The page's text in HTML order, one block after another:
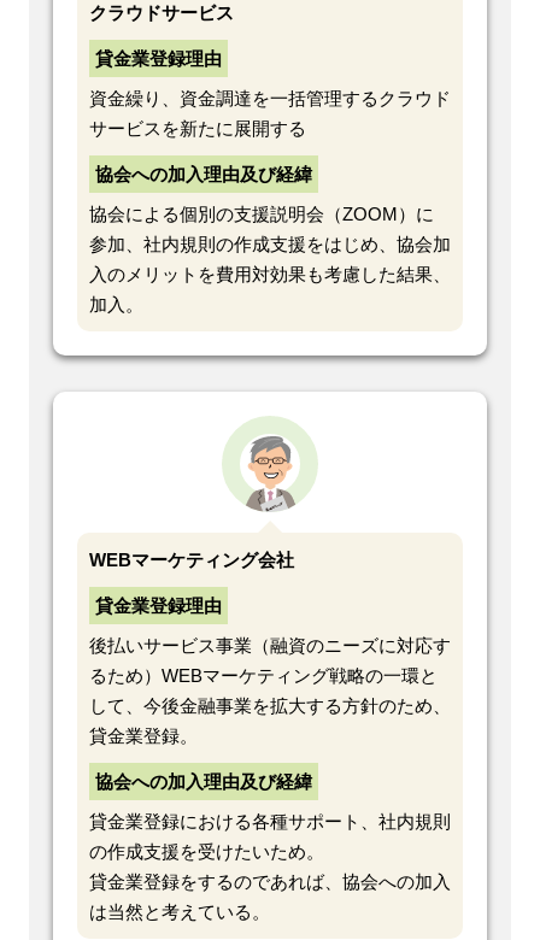
クラウドサービス
貸金業登録理由
資金繰り、資金調達を一括管理するクラウド
サービスを新たに展開する
協会への加入理由及び経緯
協会による個別の支援説明会（ZOOM）に
参加、社内規則の作成支援をはじめ、協会加
入のメリットを費用対効果も考慮した結果、
加入。
WEBマーケティング会社
貸金業登録理由
後払いサービス事業（融資のニーズに対応す
るため）WEBマーケティング戦略の一環と
して、今後金融事業を拡大する方針のため、
貸金業登録。
協会への加入理由及び経緯
貸金業登録における各種サポート、社内規則
の作成支援を受けたいため。
貸金業登録をするのであれば、協会への加入
は当然と考えている。